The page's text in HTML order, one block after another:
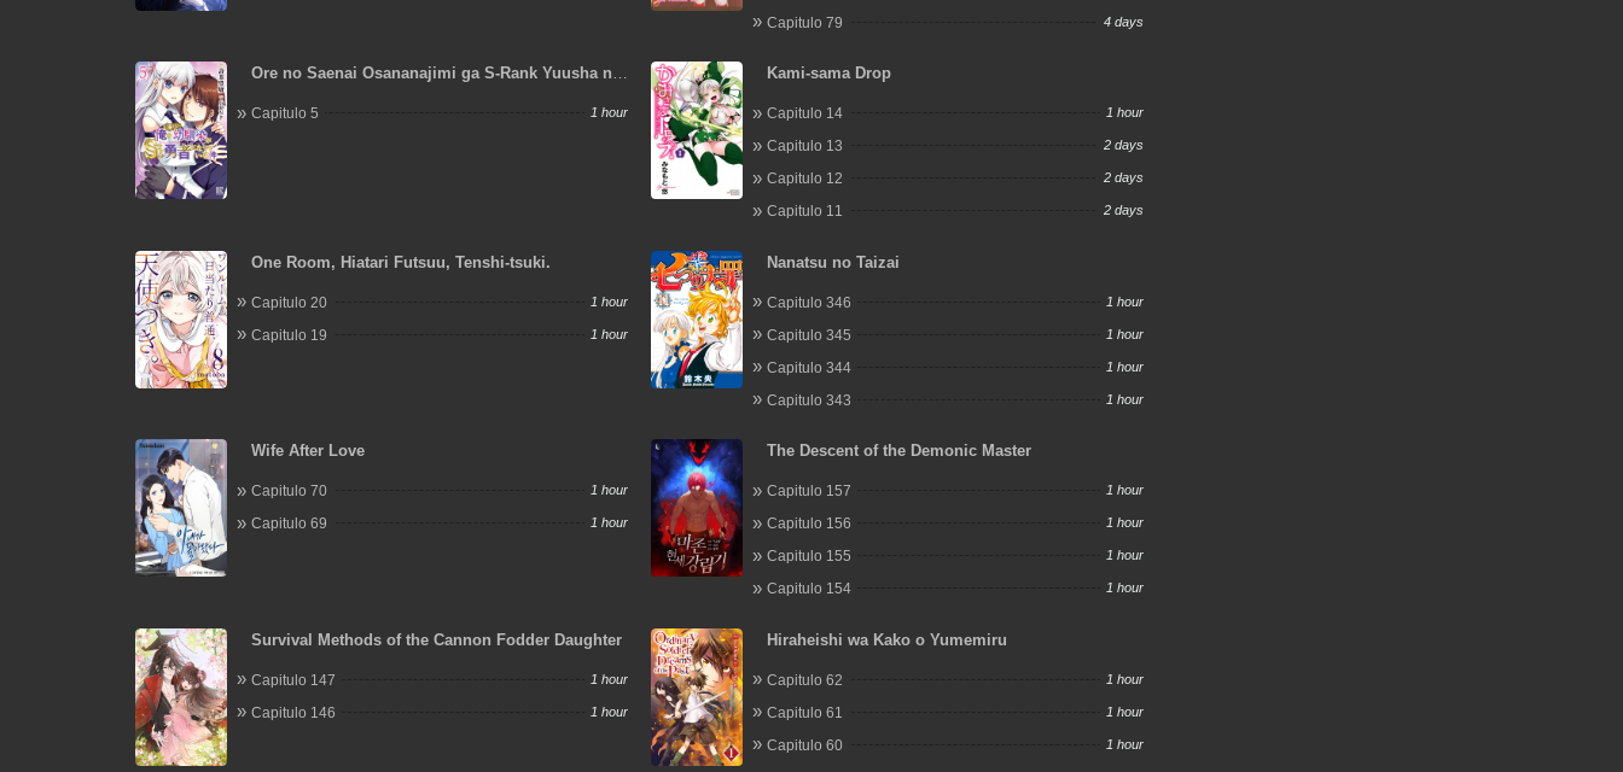
Capitulo 79 4 days
Ore no Saenai Osananajimi ga S-Rank Yuusha ni
Capitulo 5 1 hour
Kami-sama Drop
Capitulo 14 1 hour
Capitulo 13 2 days
Capitulo 12 2 days
Capitulo 11 2 days
One Room, Hiatari Futsuu, Tenshi-tsuki.
Capitulo 20 1 hour
Capitulo 19 1 hour
Nanatsu no Taizai
Capitulo 346 1 hour
Capitulo 345 1 hour
Capitulo 344 1 hour
Capitulo 343 1 hour
Wife After Love
Capitulo 70 1 hour
Capitulo 69 1 hour
The Descent of the Demonic Master
Capitulo 157 1 hour
Capitulo 156 1 hour
Capitulo 155 1 hour
Capitulo 154 1 hour
Survival Methods of the Cannon Fodder Daughter
Capitulo 147 1 hour
Capitulo 146 1 hour
Hiraheishi wa Kako o Yumemiru
Capitulo 62 1 hour
Capitulo 61 1 hour
Capitulo 60 1 hour